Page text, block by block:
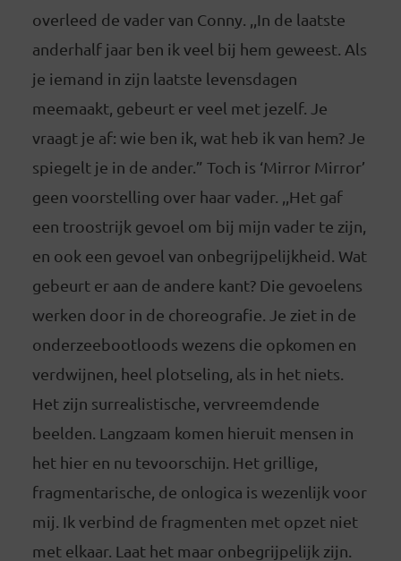
overleed de vader van Conny. ,,In de laatste
anderhalf jaar ben ik veel bij hem geweest. Als
je iemand in zijn laatste levensdagen
meemaakt, gebeurt er veel met jezelf. Je
vraagt je af: wie ben ik, wat heb ik van hem? Je
spiegelt je in de ander.” Toch is ‘Mirror Mirror’
geen voorstelling over haar vader. ,,Het gaf
een troostrijk gevoel om bij mijn vader te zijn,
en ook een gevoel van onbegrijpelijkheid. Wat
gebeurt er aan de andere kant? Die gevoelens
werken door in de choreografie. Je ziet in de
onderzeebootloods wezens die opkomen en
verdwijnen, heel plotseling, als in het niets.
Het zijn surrealistische, vervreemdende
beelden. Langzaam komen hieruit mensen in
het hier en nu tevoorschijn. Het grillige,
fragmentarische, de onlogica is wezenlijk voor
mij. Ik verbind de fragmenten met opzet niet
met elkaar. Laat het maar onbegrijpelijk zijn.